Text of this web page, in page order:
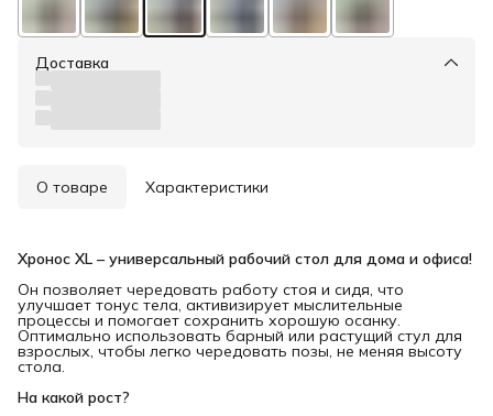
Доставка
О товаре Характеристики
Хронос XL – универсальный рабочий стол для дома и офиса!
Он позволяет чередовать работу стоя и сидя, что
улучшает тонус тела, активизирует мыслительные
процессы и помогает сохранить хорошую осанку.
Оптимально использовать барный или растущий стул для
взрослых, чтобы легко чередовать позы, не меняя высоту
стола.
На какой рост?